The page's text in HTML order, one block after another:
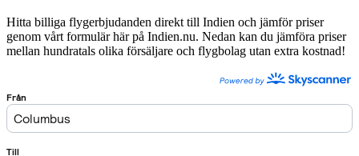
Hitta billiga flygerbjudanden direkt till Indien och jämför priser
genom vårt formulär här på Indien.nu. Nedan kan du jämföra priser
mellan hundratals olika försäljare och flygbolag utan extra kostnad!